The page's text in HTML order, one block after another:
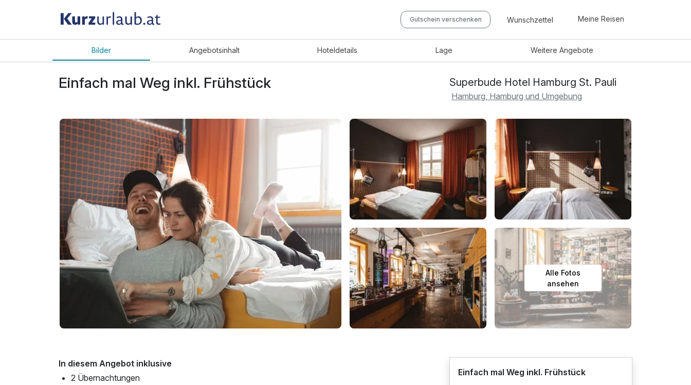
Gutschein verschenken Wunschzettel Meine Reisen
Bilder Angebotsinhalt Hoteldetails Lage WeitereAngebote
Einfach mal Weg inkl. Frühstück Superbude Hotel Hamburg St. Pauli
Hamburg, Hamburg und Umgebung
Alle Fotos
ansehen
In diesem Angebot inklusive
2 Übernachtungen
Einfach mal Weg inkl. Frühstück